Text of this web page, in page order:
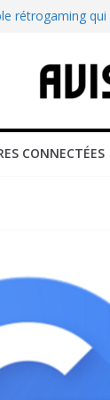
rétrogaming qui
compact
tous les
CONNECTÉES